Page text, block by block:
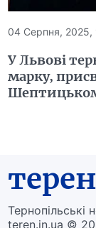
04 Серпня, 2025,
У Львові
марку,
терен
Тернопільські
teren.in.ua ©